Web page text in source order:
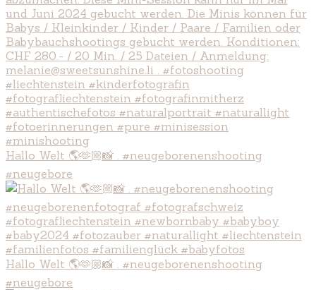
Hallo Welt 🌎🫶🏼📸 . #neugeborenenshooting
#neugebore
Hallo Welt 🌎🫶🏼📸 . #neugeborenenshooting
#neugebore